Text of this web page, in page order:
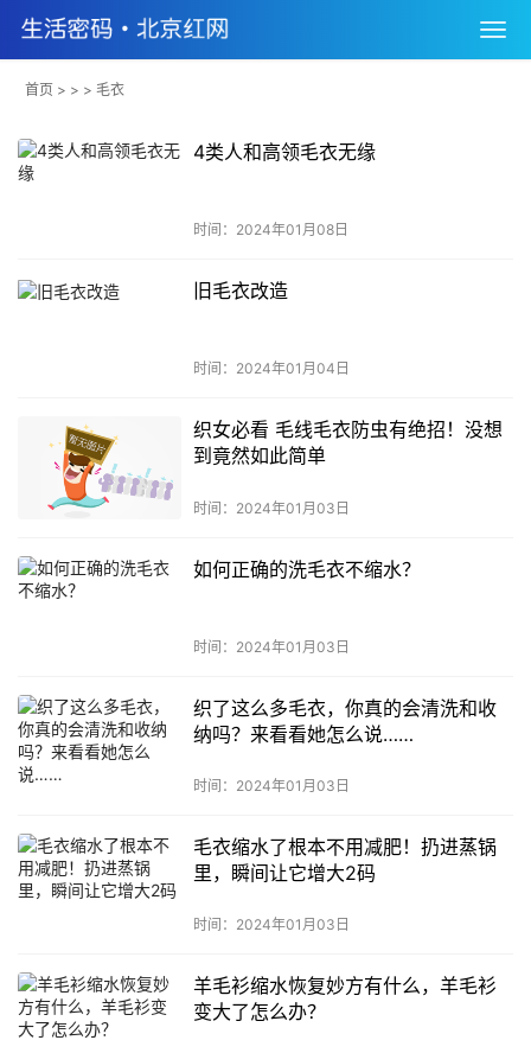
首页 > > > 毛衣
4类人和高领毛衣无缘
时间：2024年01月08日
旧毛衣改造
时间：2024年01月04日
织女必看 毛线毛衣防虫有绝招！没想
到竟然如此简单
时间：2024年01月03日
如何正确的洗毛衣不缩水？
时间：2024年01月03日
织了这么多毛衣，你真的会清洗和收
纳吗？来看看她怎么说……
时间：2024年01月03日
毛衣缩水了根本不用减肥！扔进蒸锅
里，瞬间让它增大2码
时间：2024年01月03日
羊毛衫缩水恢复妙方有什么，羊毛衫
变大了怎么办？